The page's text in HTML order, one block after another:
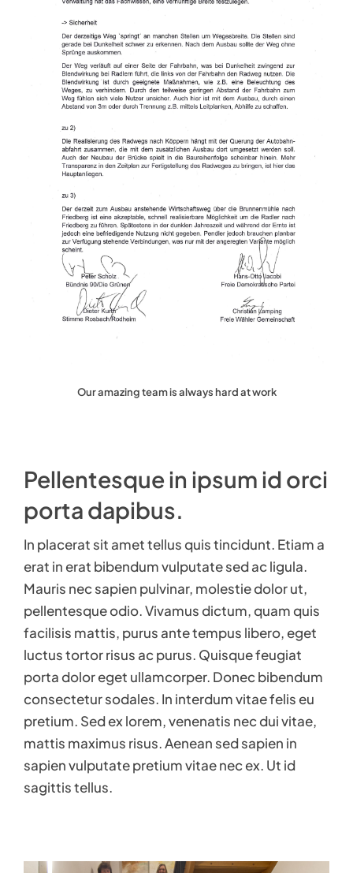
Our amazing team is always hard at work
Pellentesque in ipsum id orci
porta dapibus.
In placerat sit amet tellus quis tincidunt. Etiam a
erat in erat bibendum vulputate sed ac ligula.
Mauris nec sapien pulvinar, molestie dolor ut,
pellentesque odio. Vivamus dictum, quam quis
facilisis mattis, purus ante tempus libero, eget
luctus tortor risus ac purus. Quisque feugiat
porta dolor eget ullamcorper. Donec bibendum
consectetur sodales. In interdum vitae felis eu
pretium. Sed ex lorem, venenatis nec dui vitae,
mattis maximus risus. Aenean sed sapien in
sapien vulputate pretium vitae nec ex. Ut id
sagittis tellus.